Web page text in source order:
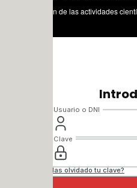
de las actividades científicas,